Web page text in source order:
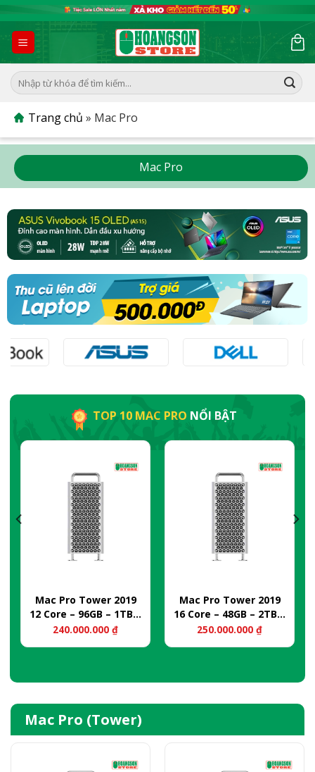
to
content
Tìm
kiếm:
Trang chủ » Mac Pro
Mac Pro
TOP 10 MAC PRO NỔI BẬT
Mac Pro Tower 2019
12 Core – 96GB – 1TB –
Pro W5700X (New)
240.000.000 ₫
Mac Pro Tower 2019
16 Core – 48GB – 2TB –
Pro W5700X (New)
250.000.000 ₫
Mac Pro (Tower)